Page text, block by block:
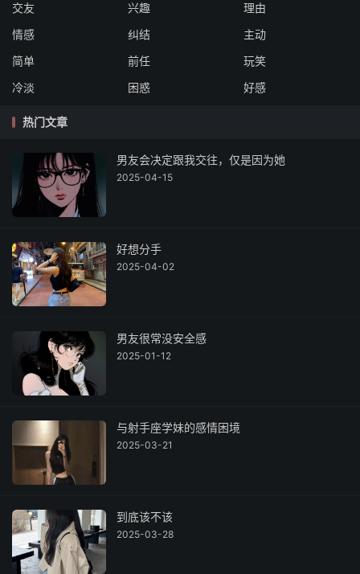
交友
兴趣
理由
情感
纠结
主动
简单
前任
玩笑
冷淡
困惑 好感
热门文章
男友会决定跟我交往，仅是因为她
2025-04-15
好想分手
2025-04-02
男友很常没安全感
2025-01-12
与射手座学妹的感情困境
2025-03-21
到底该不该
2025-03-28